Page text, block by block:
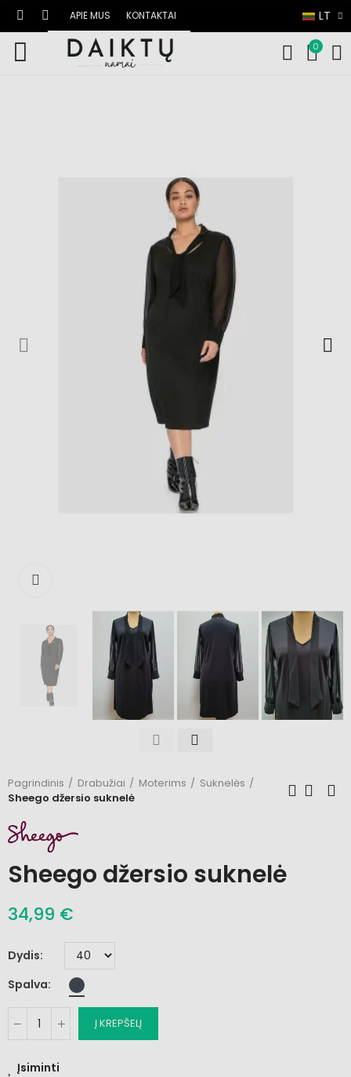
LT
APIE MUS KONTAKTAI
0
Pagrindinis Drabužiai Moterims
Suknelės
Sheego džersio suknelė
Sheego džersio suknelė
34,99 €
Dydis
Spalva
Į KREPŠELĮ
Įsiminti